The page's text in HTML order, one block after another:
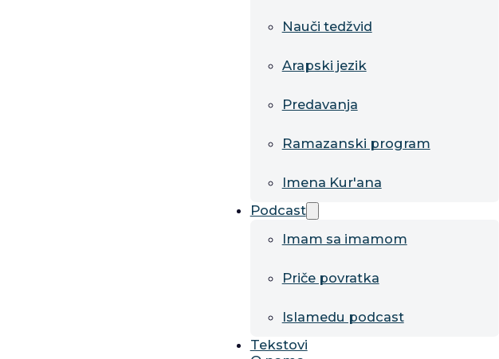
Nauči tedžvid
Arapski jezik
Predavanja
Ramazanski program
Imena Kur'ana
Podcast
Imam sa imamom
Priče povratka
Islamedu podcast
Tekstovi